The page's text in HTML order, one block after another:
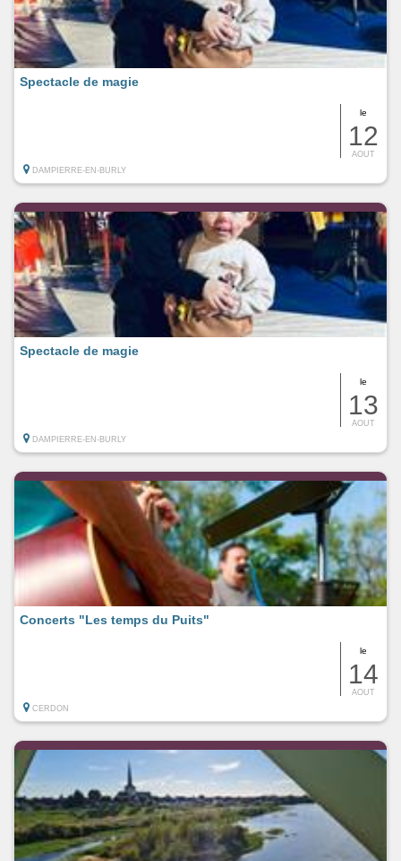
le
12
AOUT
Spectacle de magie
DAMPIERRE-EN-BURLY
le
13
AOUT
Spectacle de magie
DAMPIERRE-EN-BURLY
le
14
AOUT
Concerts "Les temps du Puits"
CERDON